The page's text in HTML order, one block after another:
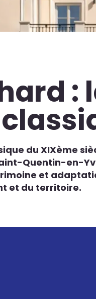
du XIXème
Quentin-en-
et
et du territoire.